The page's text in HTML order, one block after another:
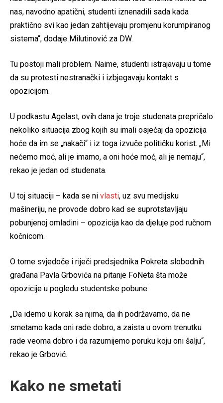
nas, navodno apatični, studenti iznenadili sada kada
praktično svi kao jedan zahtijevaju promjenu korumpiranog
sistema“, dodaje Milutinović za DW.
Tu postoji mali problem. Naime, studenti istrajavaju u tome
da su protesti nestranački i izbjegavaju kontakt s
opozicijom.
U podkastu Agelast, ovih dana je troje studenata prepričalo
nekoliko situacija zbog kojih su imali osjećaj da opozicija
hoće da im se „nakači“ i iz toga izvuče političku korist. „Mi
nećemo moć, ali je imamo, a oni hoće moć, ali je nemaju“,
rekao je jedan od studenata.
U toj situaciji – kada se ni vlasti, uz svu medijsku
mašineriju, ne provode dobro kad se suprotstavljaju
pobunjenoj omladini – opozicija kao da djeluje pod ručnom
kočnicom.
O tome svjedoče i riječi predsjednika Pokreta slobodnih
građana Pavla Grbovića na pitanje FoNeta šta može
opozicije u pogledu studentske pobune:
„Da idemo u korak sa njima, da ih podržavamo, da ne
smetamo kada oni rade dobro, a zaista u ovom trenutku
rade veoma dobro i da razumijemo poruku koju oni šalju“,
rekao je Grbović.
Kako ne smetati